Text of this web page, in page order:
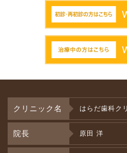
クリニック名 はらだ歯科ク
院長 原田 洋